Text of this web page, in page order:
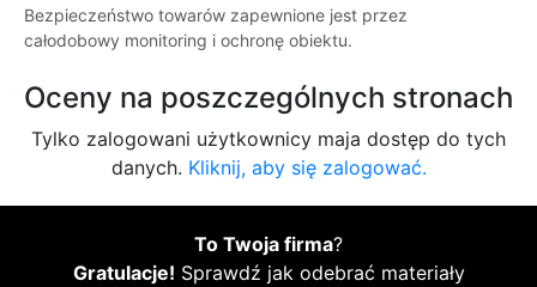
Bezpieczeństwo towarów zapewnione jest przez
całodobowy monitoring i ochronę obiektu.
Oceny na poszczególnych stronach
Tylko zalogowani użytkownicy maja dostęp do tych
danych. Kliknij, aby się zalogować.
To Twoja firma?
Gratulacje! Sprawdź jak odebrać materiały